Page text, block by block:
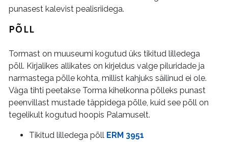
punasest kalevist pealisriidega.
PÕLL
Tormast on muuseumi kogutud üks tikitud lilledega
põll. Kirjalikes allikates on kirjeldus valge piluridade ja
narmastega põlle kohta, millist kahjuks säilinud ei ole.
Väga tihti peetakse Torma kihelkonna põlleks punast
peenvillast mustade täppidega põlle, kuid see põll on
tegelikult kogutud hoopis Palamuselt.
Tikitud lilledega põll ERM 3951